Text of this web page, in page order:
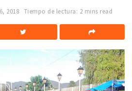
2018 Tiempo de lectura: 2 mins read